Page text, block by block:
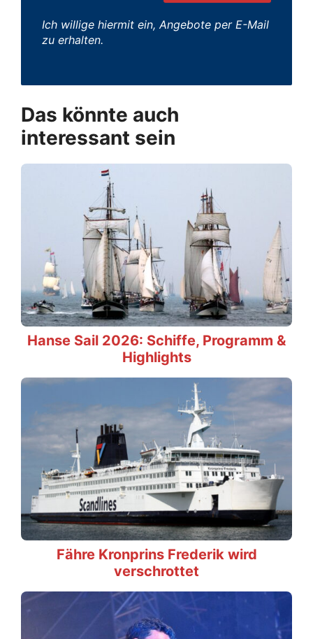
Ich willige hiermit ein, Angebote per E-Mail
zu erhalten.
Das könnte auch
interessant sein
Hanse Sail 2026: Schiffe, Programm &
Highlights
Fähre Kronprins Frederik wird
verschrottet